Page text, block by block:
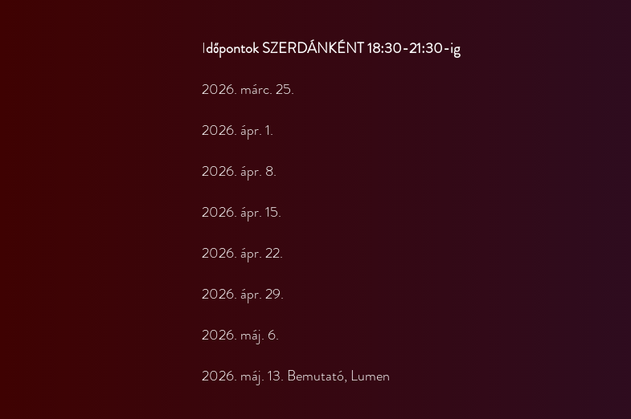
Időpontok SZERDÁNKÉNT 18:30-21:30-ig
2026. márc. 25.
2026. ápr. 1.
2026. ápr. 8.
2026. ápr. 15.
2026. ápr. 22.
2026. ápr. 29.
2026. máj. 6.
2026. máj. 13. Bemutató, Lumen